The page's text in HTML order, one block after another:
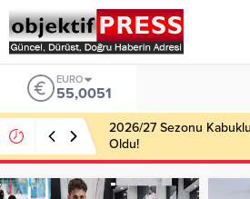
EURO
55,0051
2026/27 Sezonu Kabuklu
Oldu!